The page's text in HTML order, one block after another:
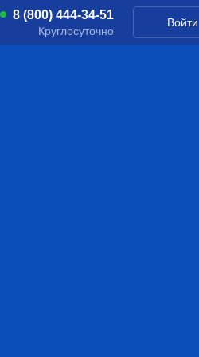
8 (800) 444-34-51
Круглосуточно
Войти